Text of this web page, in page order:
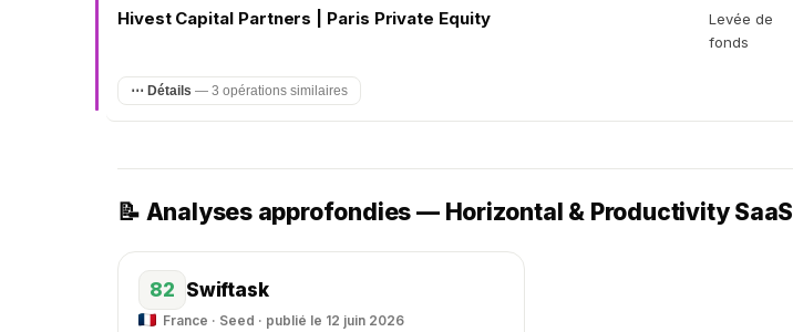
Hivest Capital Partners | Paris Private Equity
Levée de
fonds
⋯ Détails — 3 opérations similaires
📝 Analyses approfondies — Horizontal & Productivity SaaS
82 Swiftask
France · Seed · publié le 12 juin 2026